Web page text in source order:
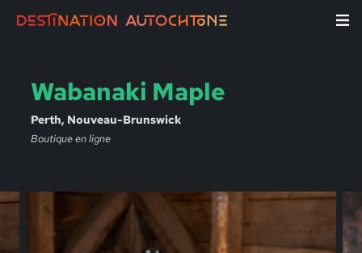
Wabanaki Maple
Perth, Nouveau-Brunswick
Boutique en ligne